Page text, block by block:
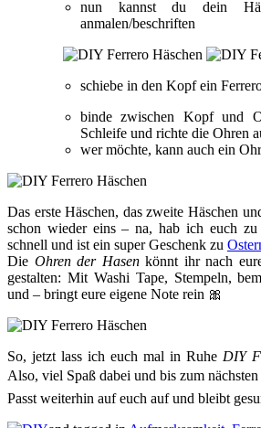
nun kannst du dein
anmalen/beschriften
schiebe in den Kopf ein
binde zwischen Kopf und
Schleife und richte die Ohren
wer möchte, kann auch ein
Das erste Häschen, das zweite Häschen
schon wieder eins – na, hab ich euch zu
schnell und ist ein super Geschenk zu
Die Ohren der Hasenkönnt ihr nach
gestalten: Mit Washi Tape, Stempeln,
und – bringt eure eigene Note rein 🎀
So, jetzt lass ich euch mal in Ruhe DIY
Also, viel Spaß dabei und bis zum
Passt weiterhin auf euch auf und bleibt